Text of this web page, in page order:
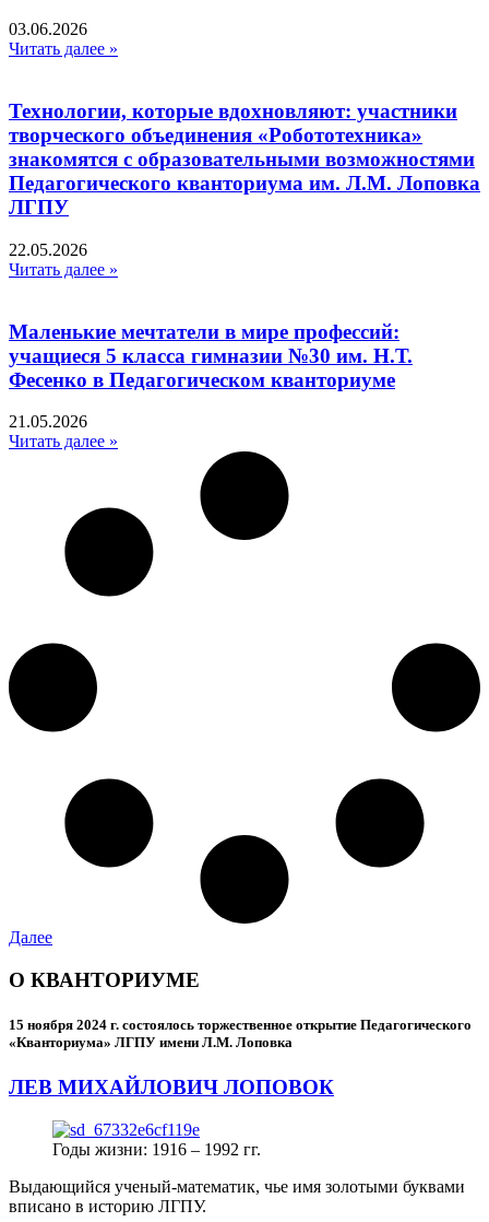
03.06.2026
Читать далее »
Технологии, которые вдохновляют: участники
творческого объединения «Робототехника»
знакомятся с образовательными возможностями
Педагогического кванториума им. Л.М. Лоповка
ЛГПУ
22.05.2026
Читать далее »
Маленькие мечтатели в мире профессий:
учащиеся 5 класса гимназии №30 им. Н.Т.
Фесенко в Педагогическом кванториуме
21.05.2026
Читать далее »
Далее
О КВАНТОРИУМЕ
15 ноября 2024 г. состоялось торжественное открытие Педагогического
«Кванториума» ЛГПУ имени Л.М. Лоповка
ЛЕВ МИХАЙЛОВИЧ ЛОПОВОК
Годы жизни: 1916 – 1992 гг.
Выдающийся ученый-математик, чье имя золотыми буквами
вписано в историю ЛГПУ.